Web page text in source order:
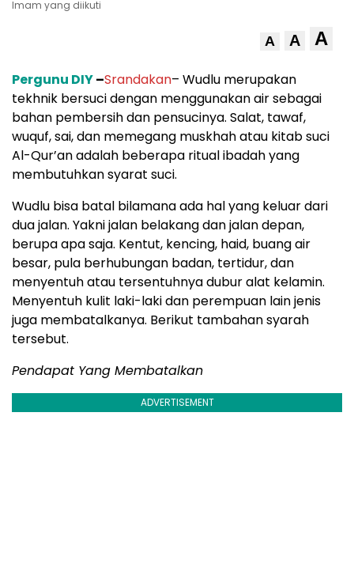
Imam yang diikuti
A A A
Pergunu DIY–Srandakan– Wudlu merupakan
tekhnik bersuci dengan menggunakan air sebagai
bahan pembersih dan pensucinya. Salat, tawaf,
wuquf, sai, dan memegang muskhah atau kitab suci
Al-Qur’an adalah beberapa ritual ibadah yang
membutuhkan syarat suci.
Wudlu bisa batal bilamana ada hal yang keluar dari
dua jalan. Yakni jalan belakang dan jalan depan,
berupa apa saja. Kentut, kencing, haid, buang air
besar, pula berhubungan badan, tertidur, dan
menyentuh atau tersentuhnya dubur alat kelamin.
Menyentuh kulit laki-laki dan perempuan lain jenis
juga membatalkanya. Berikut tambahan syarah
tersebut.
Pendapat Yang Membatalkan
ADVERTISEMENT